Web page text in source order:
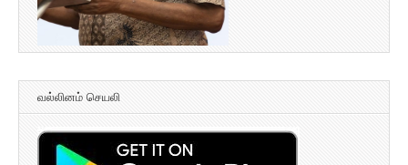
வல்லினம் செயலி